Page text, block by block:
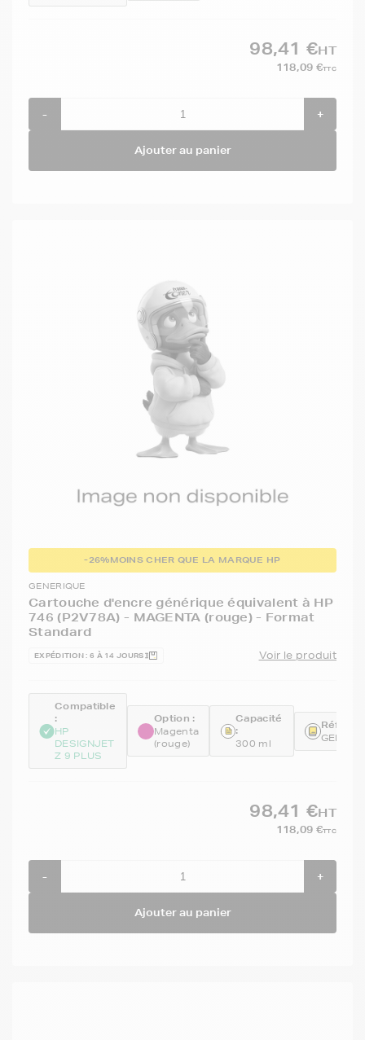
98,41 €HT
118,09 €TTC
- +
Ajouter au panier
-26%MOINS CHER QUE LA MARQUE HP
GENERIQUE
Cartouche d'encre générique équivalent à HP
746 (P2V78A) - MAGENTA (rouge) - Format
Standard
EXPÉDITION : 6 À 14 JOURS Voir le produit
Compatible
:
HP
DESIGNJET
Z 9 PLUS
Option :
Magenta
(rouge)
Capacité
:
300 ml
98,41 €HT
118,09 €TTC
- +
Ajouter au panier